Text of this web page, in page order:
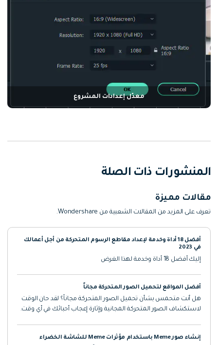
معدّل إعدادات المشروع
المنشورات ذات الصلة
مقالات مميزة
تعرف على المزيد من المقالات الشعبية من Wondershare.
أفضل 18 أداة وخدمة لإعداد مقاطع الرسوم المتحركة من أجل أعمالك
في 2023
إليك أفضل 18 أداة وخدمة لهذا الغرض
أفضل المواقع لتحميل الصور المتحركة مجاناً
هل أنت متحمس بشأن تحميل الصور المتحركة مجاناً؟ لقد حان الوقت
لاستكشاف الصور المتحركة المجانية وإثارة إعجاب أحبائك في أي وقت.
إنشاء صور Meme باستخدام مؤثرات Meme للشاشة الخضراء